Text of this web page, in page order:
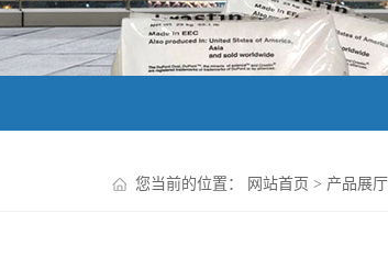
您当前的位置： 网站首页 > 产品展厅